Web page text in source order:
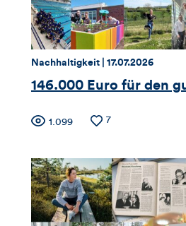
Thema:
Nachhaltigkeit | Datum:
17.07.2026
146.000 Euro für den
Zähler
für
Views,
Likes
Anzahl
1.099
Anzahl
7